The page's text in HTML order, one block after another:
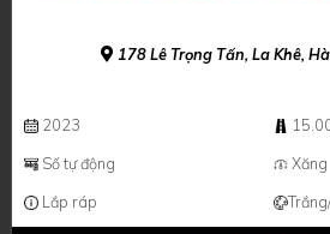
178 Lê Trọng Tấn, La Khê,
2023
Số tự động
Xăng
Lắp ráp